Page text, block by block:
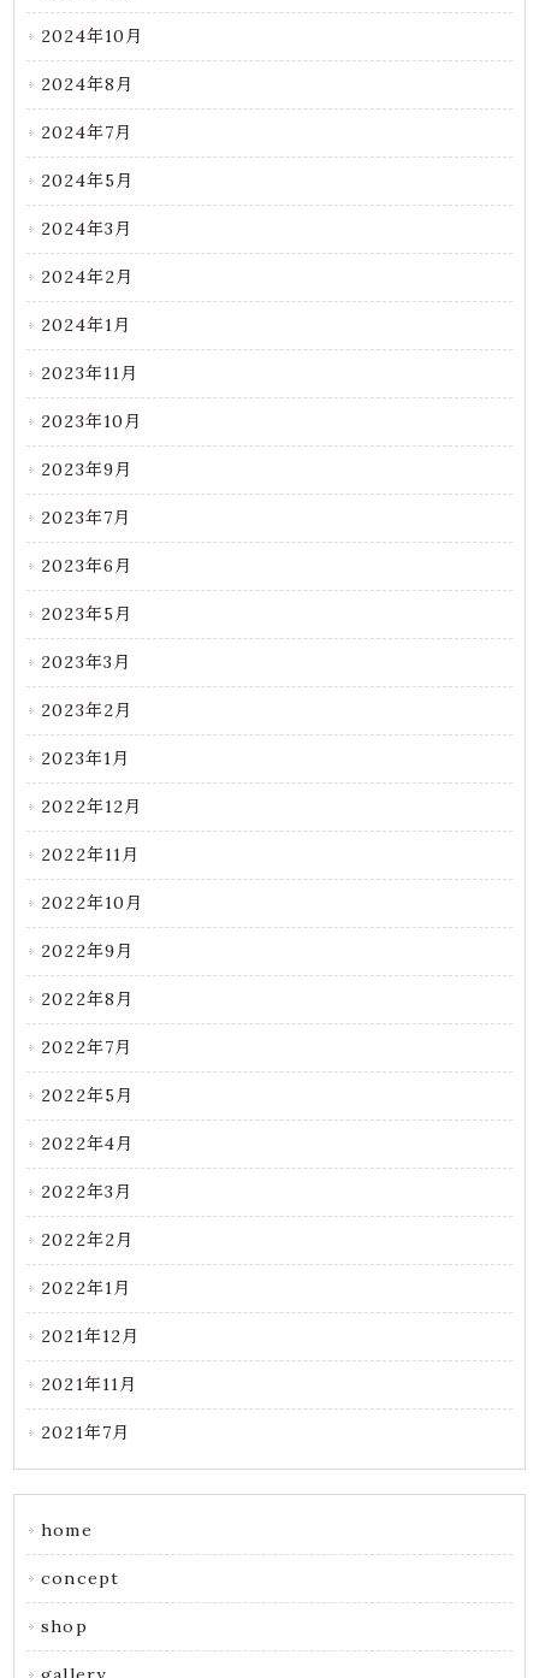
2024年10月
2024年8月
2024年7月
2024年5月
2024年3月
2024年2月
2024年1月
2023年11月
2023年10月
2023年9月
2023年7月
2023年6月
2023年5月
2023年3月
2023年2月
2023年1月
2022年12月
2022年11月
2022年10月
2022年9月
2022年8月
2022年7月
2022年5月
2022年4月
2022年3月
2022年2月
2022年1月
2021年12月
2021年11月
2021年7月
home
concept
shop